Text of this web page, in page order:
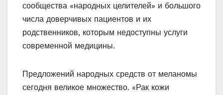
сообщества «народных целителей» и большого
числа доверчивых пациентов и их
родственников, которым недоступны услуги
современной медицины.
Предложений народных средств от меланомы
сегодня великое множество. «Рак кожи